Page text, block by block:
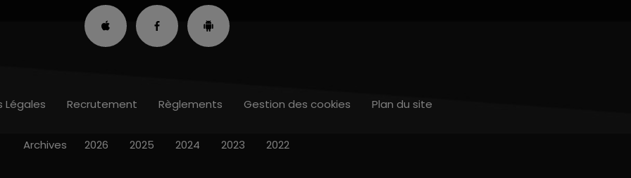
Légales Recrutement Règlements Gestion des cookies Plan du site
Archives 2026 2025 2024 2023 2022